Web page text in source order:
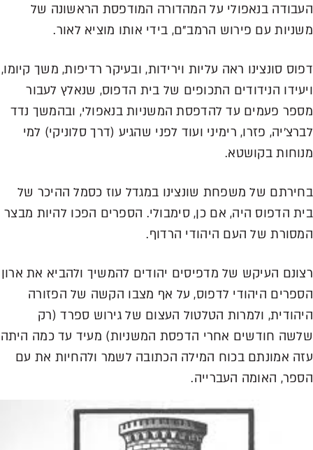
העבודה בנאפולי על המהדורה המודפסת הראשונה של
משניות עם פירוש הרמב"ם, בידי אותו מוציא לאור.
דפוס סונצינו ראה עליות וירידות, ובעיקר רדיפות, משך קיומו,
ויעידו הנידודים התכופים של בית הדפוס, שנאלץ לעבור
מספר פעמים עד להדפסת המשניות בנאפולי, ובהמשך נדד
לברצ'יה, פזרו, רימיני ועוד לפני שהגיע (דרך סלוניקי) למי
מנוחות בקושטא.
בחירתם של משפחת שונצינו במגדל עוז כסמל ההיכר של
בית הדפוס היה, אם כן, סימבולי. הספרים הפכו להיות מבצר
המסורת של העם היהודי הרדוף.
רצונם העיקש של מדפיסים יהודים להמשיך ולהביא את ארון
הספרים היהודי לדפוס, על אף מצבו הקשה של הפזורה
היהודית, ולמרות הטלטול העצום של גירוש ספרד (רק
שלשה חודשים אחרי הדפסת המשניות) מעיד עד כמה היתה
עזה אמונתם בכוח המילה הכתובה לשמר ולהחיות את עם
הספר, האומה העברייה.